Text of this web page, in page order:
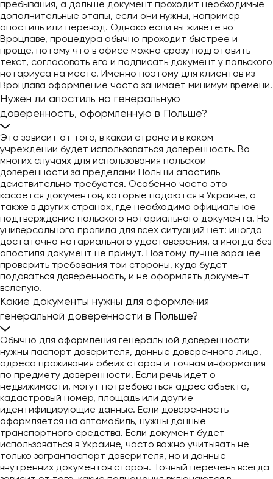
пребывания, а дальше документ проходит необходимые
дополнительные этапы, если они нужны, например
апостиль или перевод. Однако если вы живёте во
Вроцлаве, процедура обычно проходит быстрее и
проще, потому что в офисе можно сразу подготовить
текст, согласовать его и подписать документ у польского
нотариуса на месте. Именно поэтому для клиентов из
Вроцлава оформление часто занимает минимум времени.
Нужен ли апостиль на генеральную
доверенность, оформленную в Польше?
Это зависит от того, в какой стране и в каком
учреждении будет использоваться доверенность. Во
многих случаях для использования польской
доверенности за пределами Польши апостиль
действительно требуется. Особенно часто это
касается документов, которые подаются в Украине, а
также в других странах, где необходимо официальное
подтверждение польского нотариального документа. Но
универсального правила для всех ситуаций нет: иногда
достаточно нотариального удостоверения, а иногда без
апостиля документ не примут. Поэтому лучше заранее
проверить требования той стороны, куда будет
подаваться доверенность, и не оформлять документ
вслепую.
Какие документы нужны для оформления
генеральной доверенности в Польше?
Обычно для оформления генеральной доверенности
нужны паспорт доверителя, данные доверенного лица,
адреса проживания обеих сторон и точная информация
по предмету доверенности. Если речь идёт о
недвижимости, могут потребоваться адрес объекта,
кадастровый номер, площадь или другие
идентифицирующие данные. Если доверенность
оформляется на автомобиль, нужны данные
транспортного средства. Если документ будет
использоваться в Украине, часто важно учитывать не
только загранпаспорт доверителя, но и данные
внутренних документов сторон. Точный перечень всегда